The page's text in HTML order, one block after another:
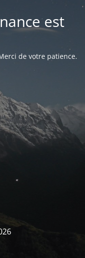
est
de votre patience.